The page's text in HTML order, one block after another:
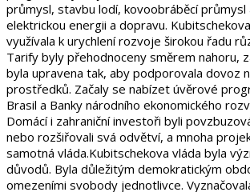
průmysl, stavbu lodí, kovoobráběcí průmysl
elektrickou energii a dopravu.
využívala k urychlení rozvoje širokou řadu
Tarify byly přehodnoceny směrem nahoru,
byla upravena tak, aby podporovala dovoz
prostředků. Začaly se nabízet úvěrové
Brasil a Banky národního ekonomického
Domácí i zahraniční investoři byli
nebo rozšiřovali svá odvětví, a mnoha
samotná vláda.Kubitschekova vláda byla
důvodů. Byla důležitým demokratickým
omezeními svobody jednotlivce.